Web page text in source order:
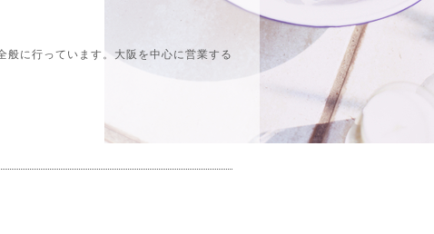
に行っています。大阪を中心に営業する